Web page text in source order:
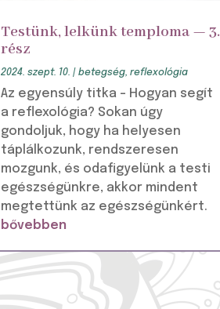
Testünk, lelkünk temploma — 3.
rész
2024. szept. 10. | betegség, reflexológia
Az egyensúly titka – Hogyan segít
a reflexológia? Sokan úgy
gondoljuk, hogy ha helyesen
táplálkozunk, rendszeresen
mozgunk, és odafigyelünk a testi
egészségünkre, akkor mindent
megtettünk az egészségünkért.
bővebben